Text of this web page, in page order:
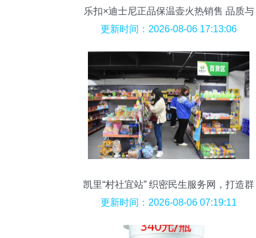
乐扣×迪士尼正品保温壶火热销售 品质与
经典的双重保障
更新时间：2026-08-06 17:13:06
凯里“村社宜站” 织密民生服务网，打造群
众美好生活“升级版”
更新时间：2026-08-06 07:19:11